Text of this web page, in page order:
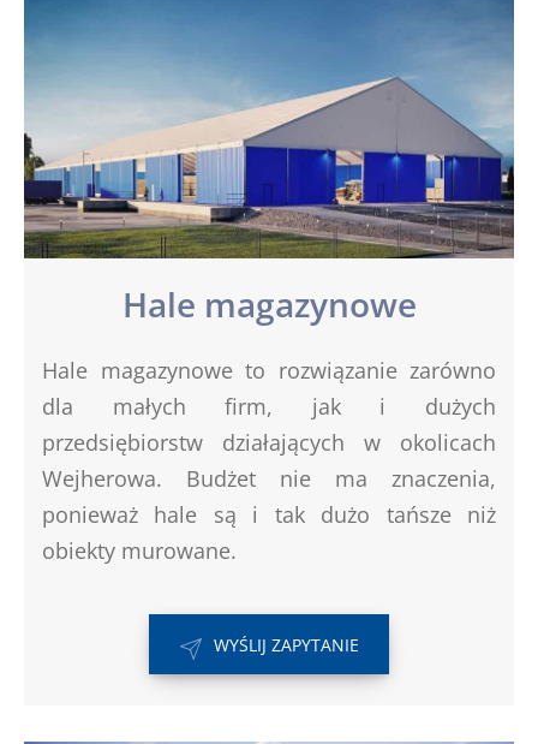
Hale magazynowe
Hale magazynowe to rozwiązanie zarówno
dla małych firm, jak i dużych
przedsiębiorstw działających w okolicach
Wejherowa. Budżet nie ma znaczenia,
ponieważ hale są i tak dużo tańsze niż
obiekty murowane.
WYŚLIJ ZAPYTANIE